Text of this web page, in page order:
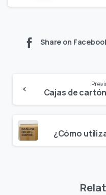
Share on
Reading